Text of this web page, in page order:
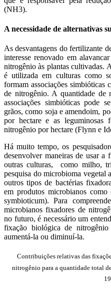
(NH3).
A necessidade de alternativas
As desvantagens do fertilizante
interesse renovado em
nitrogênio às plantas cultivadas.
é utilizada em culturas como
formam associações simbióticas
de nitrogênio. A quantidade de
associações simbióticas pode
grãos, como soja e amendoim,
por hectare e as
nitrogênio por hectare (Flynn e
Há muito tempo, os
desenvolver maneiras de usar
outras culturas, como milho,
pesquisa do microbioma vegetal
outros tipos de bactérias
em produtos microbianos
symbioticum). Para
microbianos fixadores de
no futuro, é necessário um
fixação biológica de
aumentá-la ou diminuí-la.
Contribuições relativas das
nitrogênio para a quantidade total